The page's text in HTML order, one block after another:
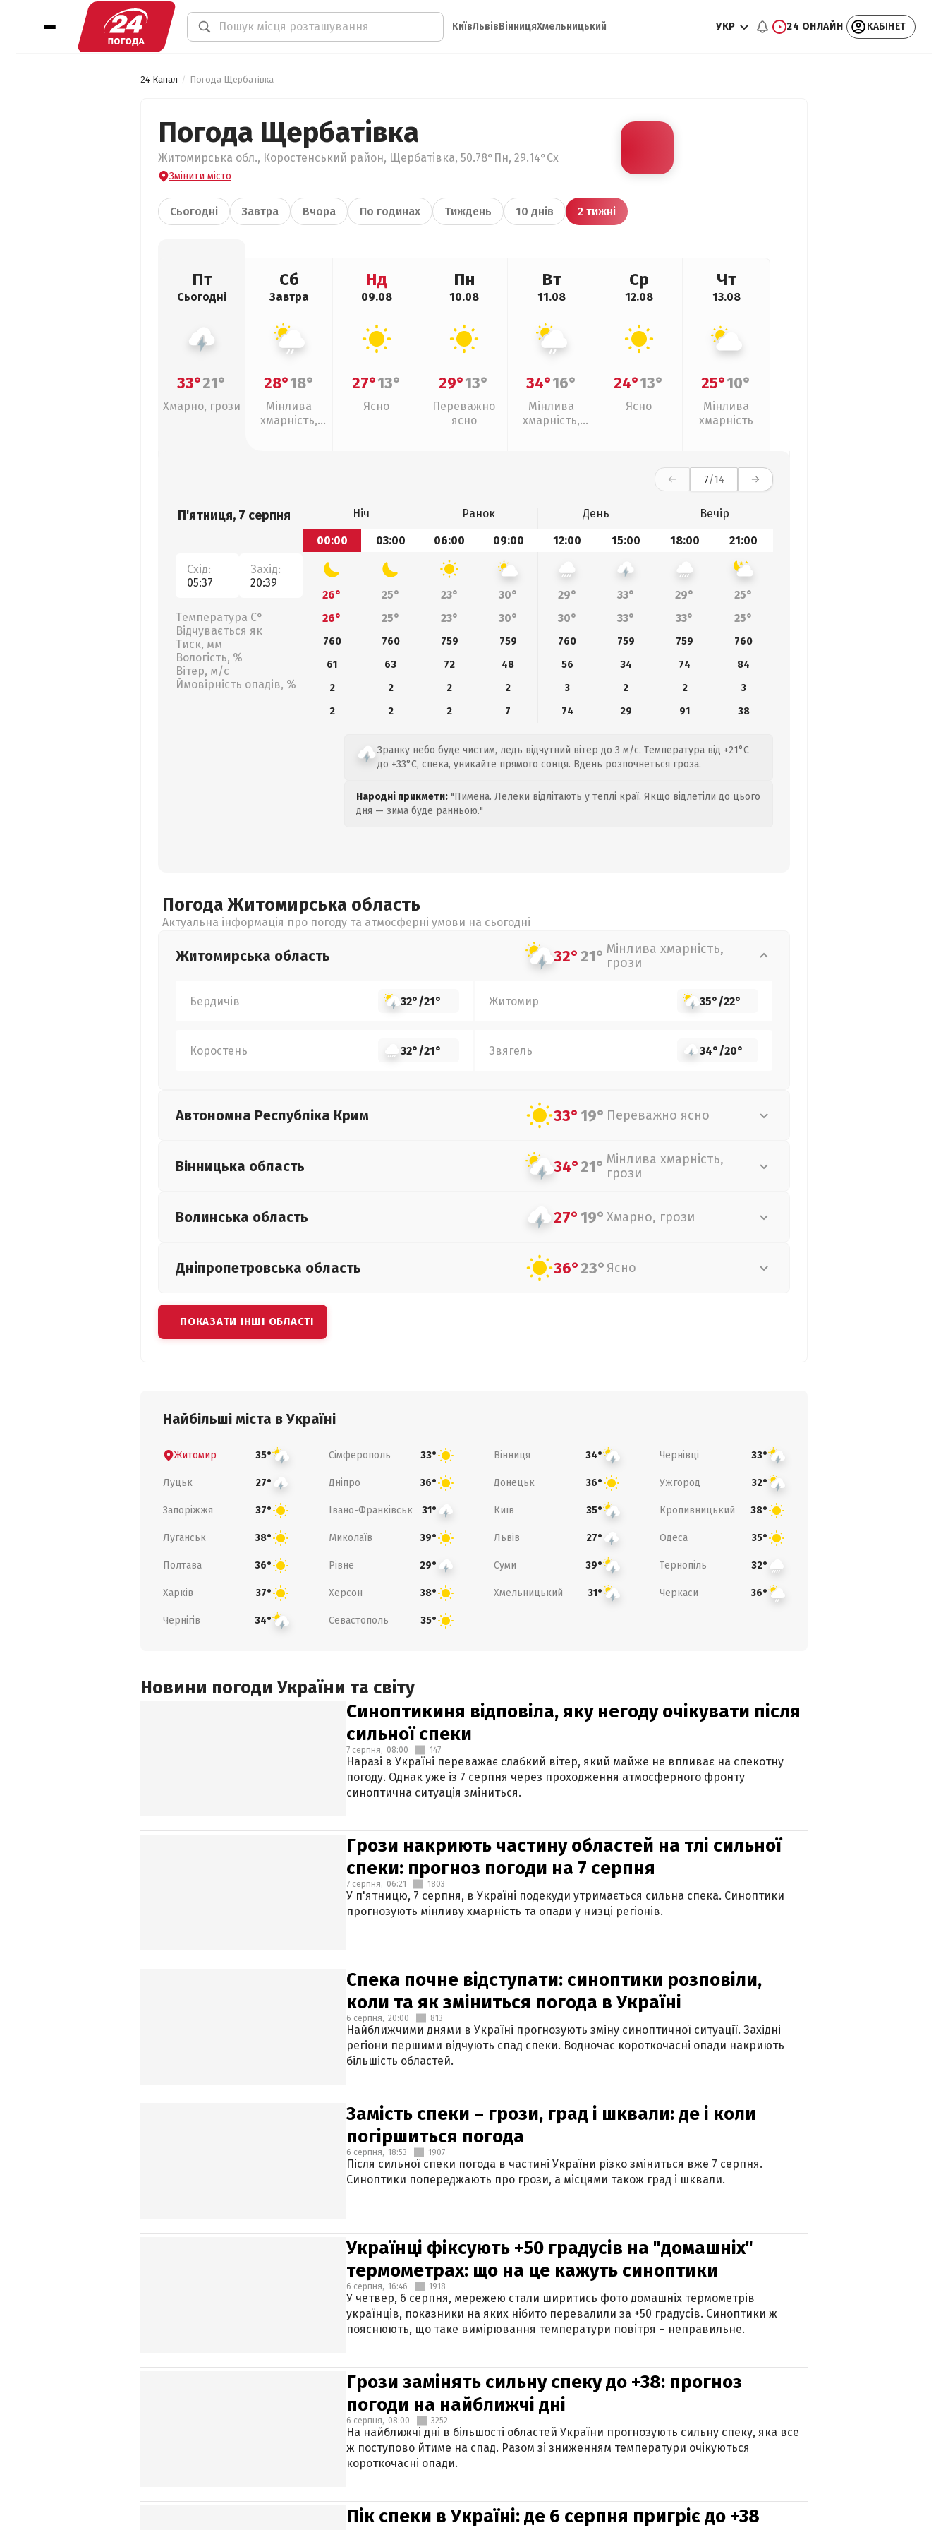
КиївЛьвівВінницяХмельницький УКР 24 ОНЛАЙН КАБІНЕТ
24 Канал Погода Щербатівка
Погода Щербатівка
Житомирська обл., Коростенський район, Щербатівка, 50.78°Пн, 29.14°Сх
Змінити місто
Сьогодні Завтра Вчора По годинах Тиждень 10 днів 2 тижні
Пт
Сьогодні
33°21°
Хмарно, грози
Сб
Завтра
28°18°
Мінлива
хмарність,
Нд
09.08
27°13°
Ясно
Пн
10.08
29°13°
Переважно
ясно
Вт
11.08
34°16°
Мінлива
хмарність,
Ср
12.08
24°13°
Ясно
Чт
13.08
25°10°
Мінлива
хмарність
7/14
П'ятниця, 7 серпня
Схід:
05:37
Захід:
20:39
Температура С°
Відчувається як
Тиск, мм
Вологість, %
Вітер, м/с
Ймовірність опадів, %
Ніч Ранок День
Вечір
00:00
03:00 06:00 09:00 12:00 15:00 18:00 21:00
26° 25° 23° 30° 29° 33° 29°
25°
26°
25° 23° 30° 30° 33° 33° 25°
760 760 759 759 760 759 759
760
61
63 72 48 56 34 74
84
2
2 2 2 3 2 2
3
2
2 2 7 74 29 91 38
Зранку небо буде чистим, ледь відчутний вітер до 3 м/с. Температура від +21°C
до +33°C, спека, уникайте прямого сонця. Вдень розпочнеться гроза.
Народні прикмети: "Пимена. Лелеки відлітають у теплі краї. Якщо відлетіли до цього
дня — зима буде ранньою."
Погода Житомирська область
Актуальна інформація про погоду та атмосферні умови на сьогодні
Житомирська область 32°21° Мінлива хмарність,
грози
Бердичів 32°/21° Житомир 35°/22°
Коростень 32°/21° Звягель 34°/20°
Автономна Республіка Крим 33°19° Переважно ясно
Вінницька область 34°21° Мінлива хмарність,
грози
Волинська область 27°19° Хмарно, грози
Дніпропетровська область 36°23° Ясно
ПОКАЗАТИ ІНШІ ОБЛАСТІ
Найбільші міста в Україні
Житомир 35° Сімферополь 33° Вінниця 34° Чернівці 33°
Луцьк 27° Дніпро 36° Донецьк 36° Ужгород 32°
Запоріжжя 37° Івано-Франківськ 31° Київ 35° Кропивницький 38°
Луганськ 38° Миколаїв 39° Львів 27° Одеса 35°
Полтава 36° Рівне 29° Суми 39° Тернопіль 32°
Харків 37° Херсон 38° Хмельницький 31° Черкаси 36°
Чернігів 34° Севастополь 35°
Новини погоди України та світу
Синоптикиня відповіла, яку негоду очікувати після
сильної спеки
7 серпня, 08:00 147
Наразі в Україні переважає слабкий вітер, який майже не впливає на спекотну
погоду. Однак уже із 7 серпня через проходження атмосферного фронту
синоптична ситуація зміниться.
Грози накриють частину областей на тлі сильної
спеки: прогноз погоди на 7 серпня
7 серпня, 06:21 1803
У п'ятницю, 7 серпня, в Україні подекуди утримається сильна спека. Синоптики
прогнозують мінливу хмарність та опади у низці регіонів.
Спека почне відступати: синоптики розповіли,
коли та як зміниться погода в Україні
6 серпня, 20:00 813
Найближчими днями в Україні прогнозують зміну синоптичної ситуації. Західні
регіони першими відчують спад спеки. Водночас короткочасні опади накриють
більшість областей.
Замість спеки – грози, град і шквали: де і коли
погіршиться погода
6 серпня, 18:53 1907
Після сильної спеки погода в частині України різко зміниться вже 7 серпня.
Синоптики попереджають про грози, а місцями також град і шквали.
Українці фіксують +50 градусів на "домашніх"
термометрах: що на це кажуть синоптики
6 серпня, 16:46 1918
У четвер, 6 серпня, мережею стали ширитись фото домашніх термометрів
українців, показники на яких нібито перевалили за +50 градусів. Синоптики ж
пояснюють, що таке вимірювання температури повітря – неправильне.
Грози замінять сильну спеку до +38: прогноз
погоди на найближчі дні
6 серпня, 08:00 3252
На найближчі дні в більшості областей України прогнозують сильну спеку, яка все
ж поступово йтиме на спад. Разом зі зниженням температури очікуються
короткочасні опади.
Пік спеки в Україні: де 6 серпня пригріє до +38